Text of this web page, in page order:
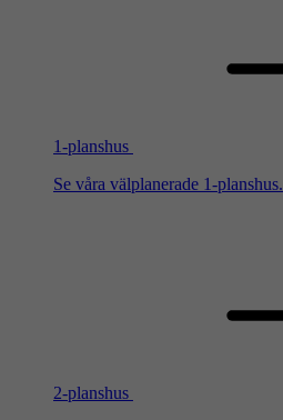
1-planshus
Se våra välplanerade 1-planshus.
2-planshus